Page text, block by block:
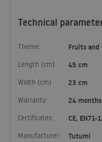
Technical
Theme: Fruits and
Length (cm) 45 cm
Width (cm) 23 cm
Warranty: 24 months
Certificates: CE, EN71-
Manufacturer: Tutumi